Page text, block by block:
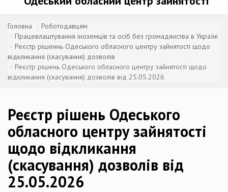
Головна
Роботодавцям
Працевлаштування іноземців та осіб без громадянства в Україні
Реєстр рішеннь Одеського обласного центру зайнятості щодо
відкликання (скасування) дозволів
Реєстр рішень Одеського обласного центру зайнятості щодо
відкликання (скасування) дозволів від 25.05.2026
Реєстр рішень Одеського
обласного центру зайнятості
щодо відкликання
(скасування) дозволів від
25.05.2026